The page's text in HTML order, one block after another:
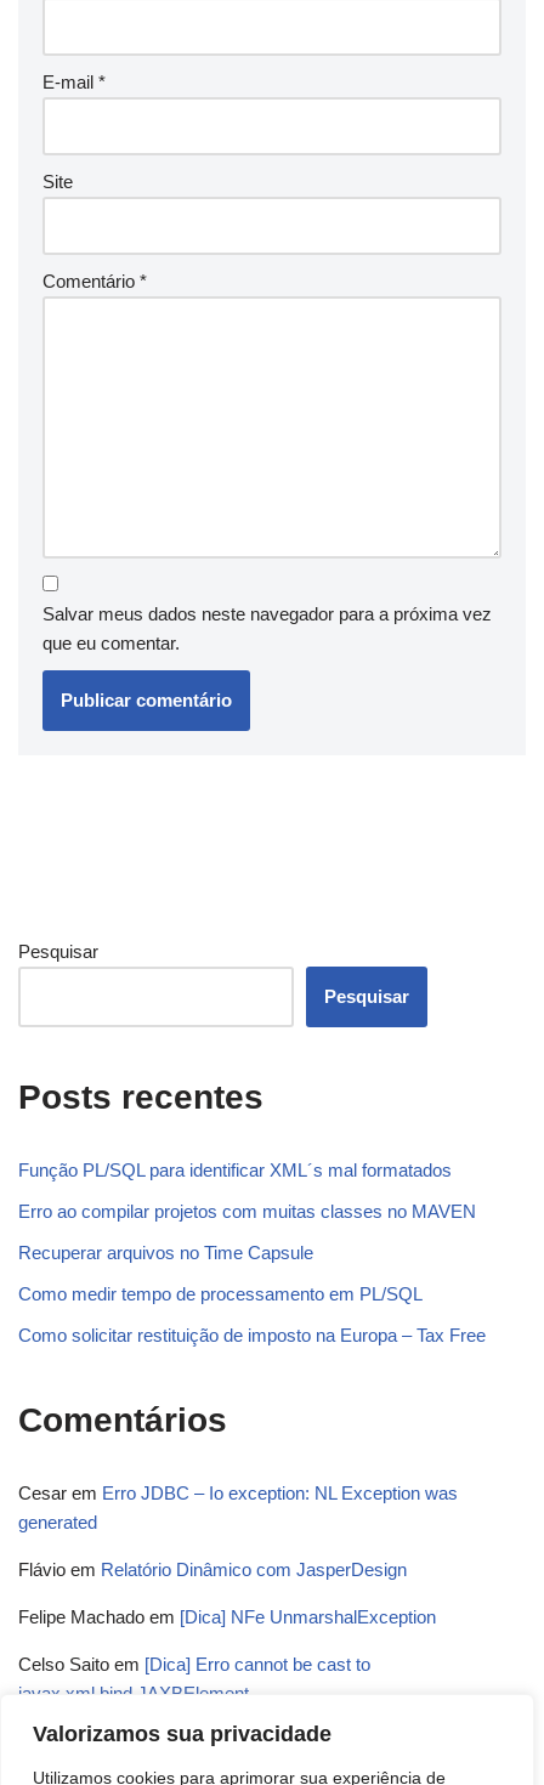
Valorizamos sua privacidade
Utilizamos cookies para aprimorar sua experiência de
E-mail *
Site
Comentário *
Salvar meus dados neste navegador para a próxima vez
que eu comentar.
Pesquisar
Pesquisar
Posts recentes
Função PL/SQL para identificar XML´s mal formatados
Erro ao compilar projetos com muitas classes no MAVEN
Recuperar arquivos no Time Capsule
Como medir tempo de processamento em PL/SQL
Como solicitar restituição de imposto na Europa – Tax Free
Comentários
Cesar em Erro JDBC – Io exception: NL Exception was
generated
Flávio em Relatório Dinâmico com JasperDesign
Felipe Machado em [Dica] NFe UnmarshalException
Celso Saito em [Dica] Erro cannot be cast to
javax.xml.bind.JAXBElement
Wagner Felipeem NullPointerException ou
FileNotFoundException ao executar relatórios com Jasper